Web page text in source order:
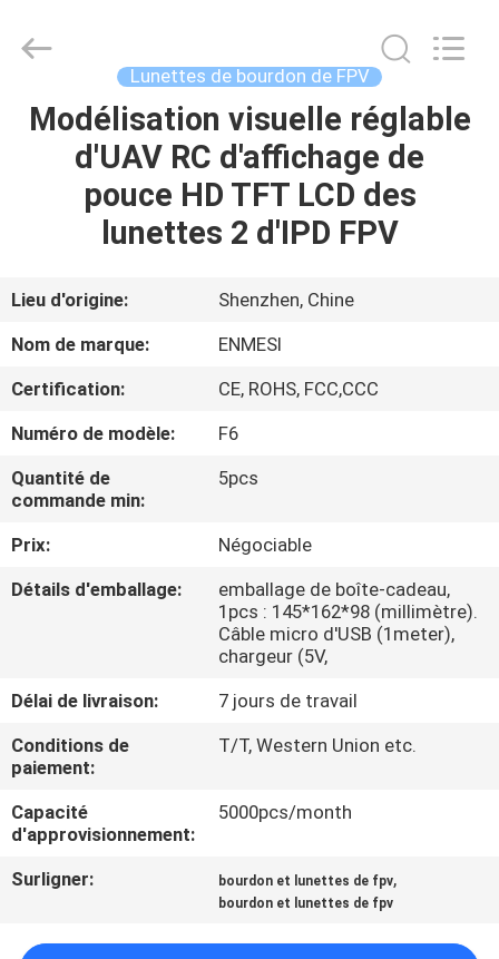
MAISON
PRODUITS
SUJET
DE
NOUS
VISITE
D'USINE
CONTRÔLE
DE
NOUVELLES
CAS
DEMANDEZ
UNE
Intelligence
Technology
Reserved.
Lunettes de bourdon de FPV
Modélisation visuelle réglable
d'UAV RC d'affichage de
pouce HD TFT LCD des
lunettes 2 d'IPD FPV
Lieu d'origine:
Shenzhen, Chine
Nom de marque:
ENMESI
Certification:
CE, ROHS, FCC,CCC
Numéro de modèle:
F6
Quantité de
commande min:
5pcs
Prix:
Négociable
Détails d'emballage:
emballage de boîte-cadeau,
1pcs : 145*162*98 (millimètre).
Câble micro d'USB (1meter),
chargeur (5V,
Délai de livraison:
7 jours de travail
Conditions de
paiement:
T/T, Western Union etc.
Capacité
d'approvisionnement:
5000pcs/month
Surligner: bourdon et lunettes de fpv,
bourdon et lunettes de fpv